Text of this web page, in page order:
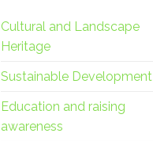
Cultural and Landscape
Heritage
Sustainable Development
Education and raising
awareness